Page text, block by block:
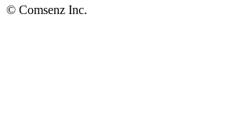
© Comsenz Inc.